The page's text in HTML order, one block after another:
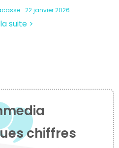
22 janvier 2026
suite >
chiffres